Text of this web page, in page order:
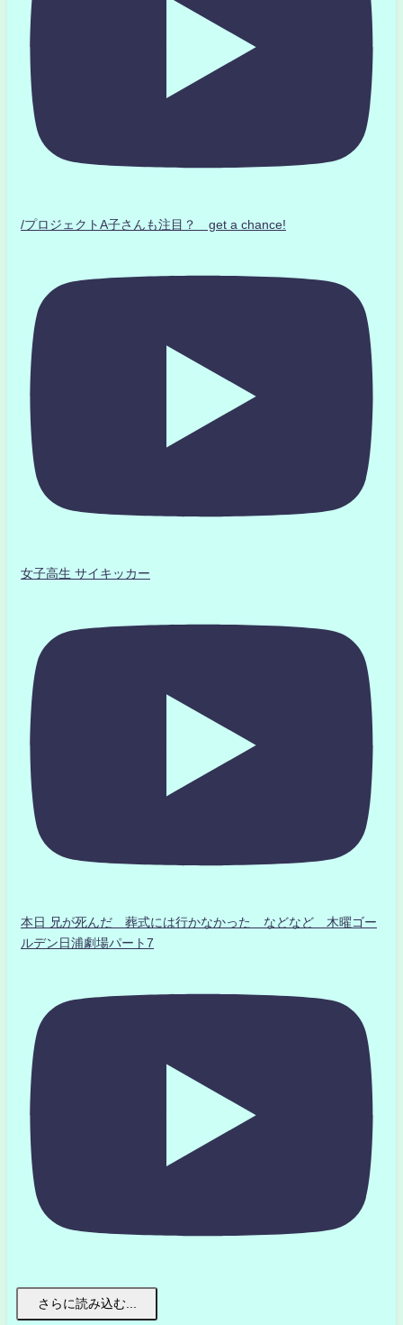
/プロジェクトA子さんも注目？ get a chance!
女子高生 サイキッカー
本日 兄が死んだ 葬式には行かなかった などなど 木曜ゴー
ルデン日浦劇場パート7
さらに読み込む...